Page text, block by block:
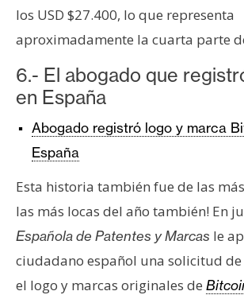
los USD $27.400, lo que representa
aproximadamente la cuarta parte
6.- El abogado que
en España
Abogado registró logo y marca
España
Esta historia también fue de las
las más locas del año también! En
Española de Patentes y Marcas le
ciudadano español una solicitud
el logo y marcas originales de